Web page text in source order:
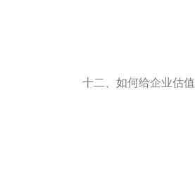
十二、如何给企业估值